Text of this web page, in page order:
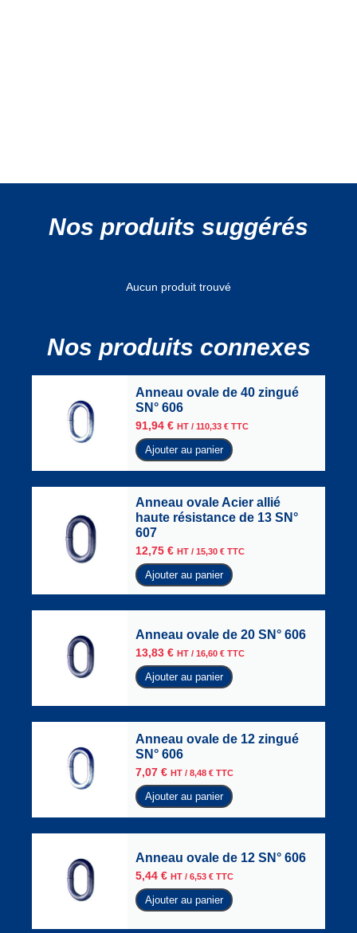
Nos produits suggérés
Aucun produit trouvé
Nos produits connexes
Anneau ovale de 40 zingué
SN° 606
91,94 € HT / 110,33 € TTC
Ajouter au panier
Anneau ovale Acier allié
haute résistance de 13 SN°
607
12,75 € HT / 15,30 € TTC
Ajouter au panier
Anneau ovale de 20 SN° 606
13,83 € HT / 16,60 € TTC
Ajouter au panier
Anneau ovale de 12 zingué
SN° 606
7,07 € HT / 8,48 € TTC
Ajouter au panier
Anneau ovale de 12 SN° 606
5,44 € HT / 6,53 € TTC
Ajouter au panier